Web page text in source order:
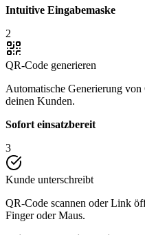
Intuitive Eingabemaske
2
QR-Code generieren
Automatische Generierung
deinen Kunden.
Sofort einsatzbereit
3
Kunde unterschreibt
QR-Code scannen oder Link
Finger oder Maus.